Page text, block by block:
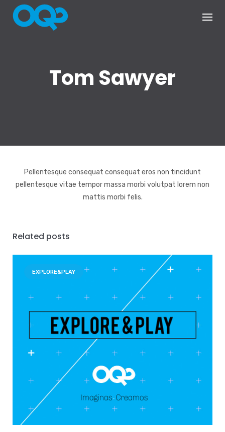
content
Tom Sawyer
Pellentesque consequat consequat eros non tincidunt
pellentesque vitae tempor massa morbi volutpat lorem non
mattis morbi felis.
Related posts
EXPLORE&PLAY